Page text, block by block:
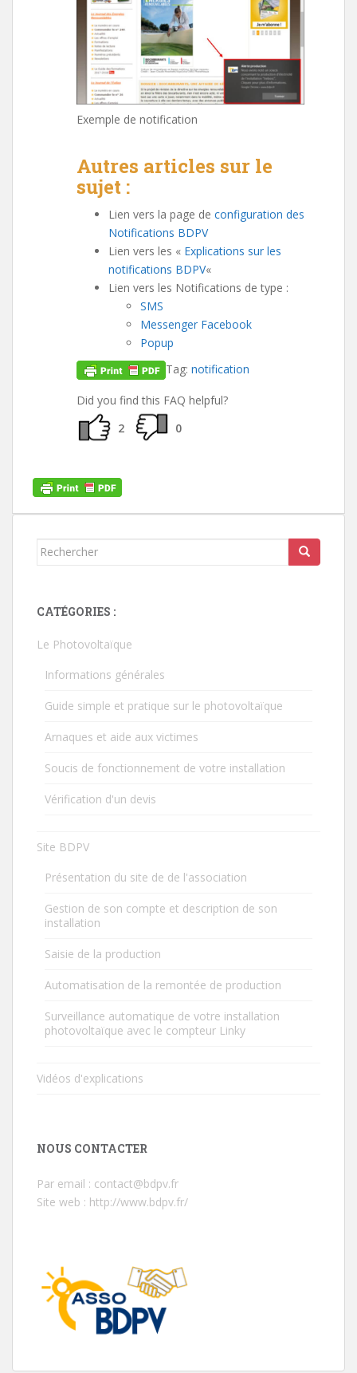
Exemple de notification
Autres articles sur le
sujet :
Lien vers la page de configuration des
Notifications BDPV
Lien vers les « Explications sur les
notifications BDPV«
Lien vers les Notifications de type :
SMS
Messenger Facebook
Popup
Tag: notification
Did you find this FAQ helpful?
2
0
Rechercher...
CATÉGORIES :
Le Photovoltaïque
Informations générales
Guide simple et pratique sur le photovoltaïque
Arnaques et aide aux victimes
Soucis de fonctionnement de votre installation
Vérification d'un devis
Site BDPV
Présentation du site de de l'association
Gestion de son compte et description de son
installation
Saisie de la production
Automatisation de la remontée de production
Surveillance automatique de votre installation
photovoltaïque avec le compteur Linky
Vidéos d'explications
NOUS CONTACTER
Par email : contact@bdpv.fr
Site web : http://www.bdpv.fr/